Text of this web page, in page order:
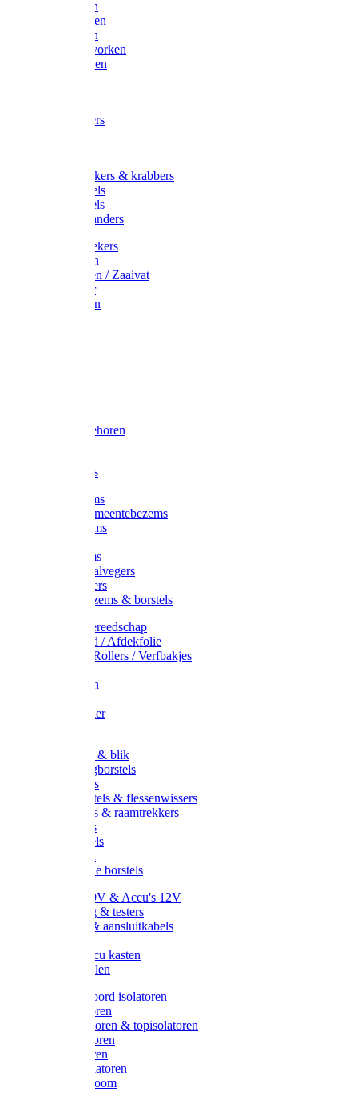
Mestvorken
Bietenvorken
Maisvorken
Aardappelvorken
Vijgenvorken
Tuinkrabbers
Onkruidstekers & krabbers
Hartschoffels
Ruitschoffels
Onkruidbranders
Graskantstekers
Verticuteren
Strooiwagen / Zaaivat
Grasmaaier
Grasscharen
Slede toebehoren
Composters
Straatbezems
Stads- / Gemeentebezems
Terrasbezems
Gootbezems
Kamer-/Zaalvegers
Vloertrekkers
Onkruidbezems & borstels
Schildersgereedschap
Afplakband / Afdekfolie
Kwasten / Rollers / Verfbakjes
Afdekfoliën
Schuurpapier
Handveger & blik
Voetenveegborstels
Handvegers
Afwasborstels & flessenwissers
Wasborstels & raamtrekkers
Tonborstels
Werkborstels
Hygienische borstels
Batterijen 9V & Accu's 12V
Beveiliging & testers
Kabelsets & aansluitkabels
Metalen accu kasten
Zonnepanelen
Draad & koord isolatoren
Ringisolatoren
Extra isolatoren & topisolatoren
Hoekisolatoren
Lintisolatoren
Afstandisolatoren
Isolatorenboom